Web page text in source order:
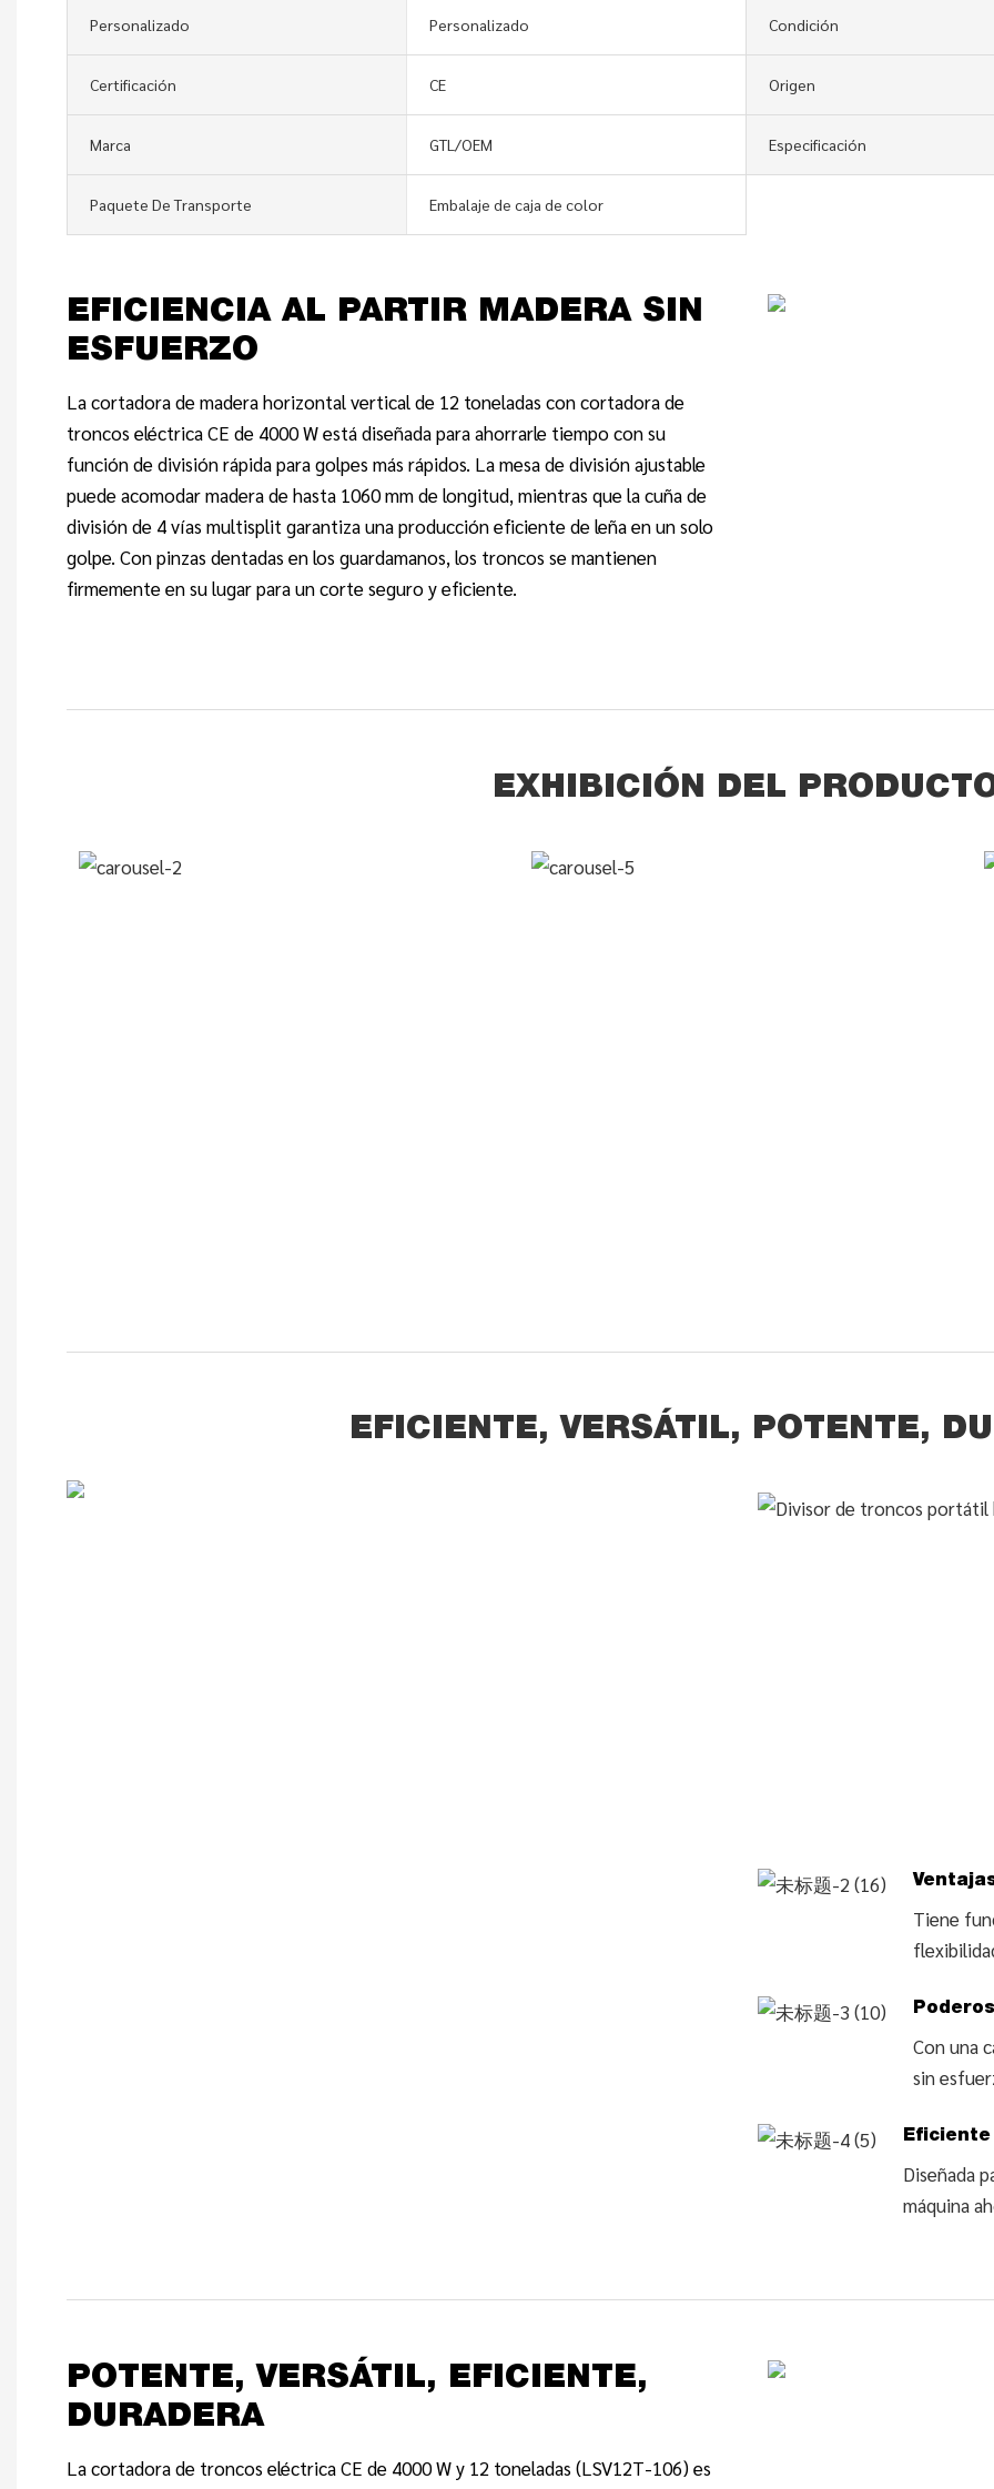
Personalizado Personalizado Condición
Certificación CE Origen
Marca GTL/OEM Especificación
Paquete De Transporte Embalaje de caja de color
EFICIENCIA AL PARTIR MADERA SIN
ESFUERZO
La cortadora de madera horizontal vertical de 12 toneladas con cortadora de
troncos eléctrica CE de 4000 W está diseñada para ahorrarle tiempo con su
función de división rápida para golpes más rápidos. La mesa de división ajustable
puede acomodar madera de hasta 1060 mm de longitud, mientras que la cuña de
división de 4 vías multisplit garantiza una producción eficiente de leña en un solo
golpe. Con pinzas dentadas en los guardamanos, los troncos se mantienen
firmemente en su lugar para un corte seguro y eficiente.
EXHIBICIÓN DEL
EFICIENTE, VERSÁTIL, POTENTE,
Tiene
Con una
sin
Eficiente
Diseñada
máquina
POTENTE, VERSÁTIL, EFICIENTE,
DURADERA
La cortadora de troncos eléctrica CE de 4000 W y 12 toneladas (LSV12T-106) es